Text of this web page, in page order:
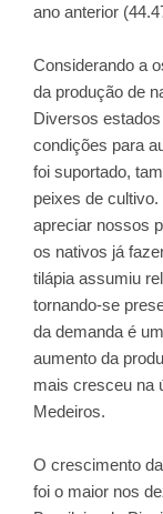
ano anterior
Considerando a
da produção de
Diversos
condições para
foi suportado,
peixes de
apreciar nossos
os nativos já
tilápia assumiu
tornando-se
da demanda é
aumento da
mais cresceu na
Medeiros.
O crescimento
foi o maior nos